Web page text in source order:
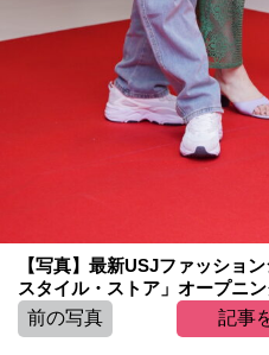
【写真】最新USJファッショ
スタイル・ストア」オープニン
前の写真
記事